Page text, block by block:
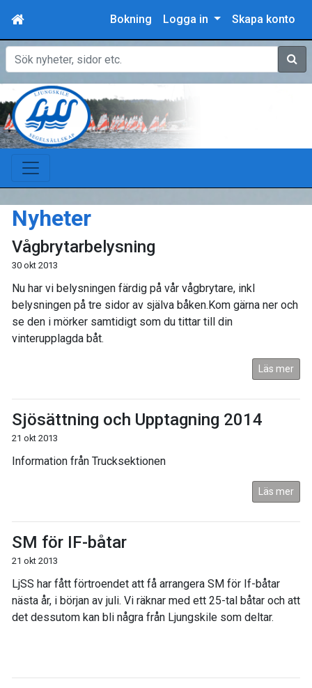
Bokning Logga in Skapa konto
Sök
Nyheter
Vågbrytarbelysning
30 okt 2013
Nu har vi belysningen färdig på vår vågbrytare, inkl
belysningen på tre sidor av själva båken.Kom gärna ner och
se den i mörker samtidigt som du tittar till din
vinterupplagda båt.
Läs mer
Sjösättning och Upptagning 2014
21 okt 2013
Information från Trucksektionen
Läs mer
SM för IF-båtar
21 okt 2013
LjSS har fått förtroendet att få arrangera SM för If-båtar
nästa år, i början av juli. Vi räknar med ett 25-tal båtar och att
det dessutom kan bli några från Ljungskile som deltar.